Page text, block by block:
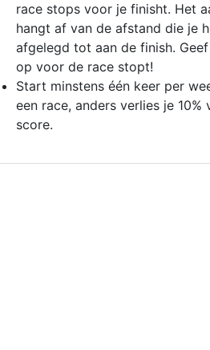
race stops voor je finisht. Het
hangt af van de afstand die je
afgelegd tot aan de finish.
op voor de race stopt!
Start minstens één keer per
een race, anders verlies je 10%
score.